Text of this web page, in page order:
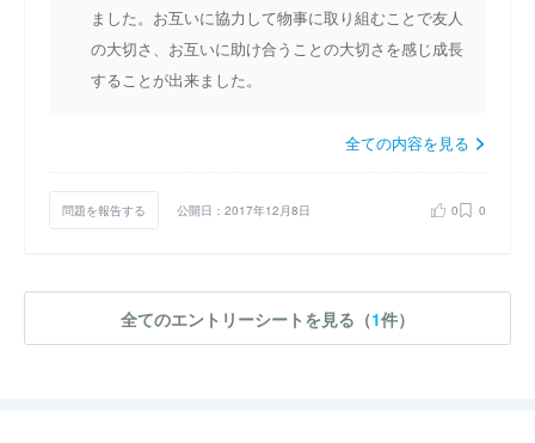
ました。お互いに協力して物事に取り組むことで友人
の大切さ、お互いに助け合うことの大切さを感じ成長
することが出来ました。
全ての内容を見る
問題を報告する 公開日：2017年12月8日 0 0
全てのエントリーシートを見る（1件）